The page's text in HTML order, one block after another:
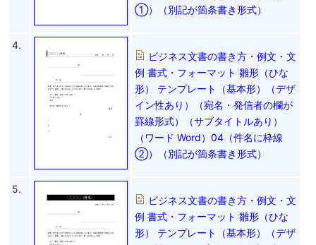
①）（別記が箇条書き形式）
4.
ビジネス文書の書き方・例文・文
例 書式・フォーマット 雛形（ひな
形） テンプレート（基本形）（デザ
イン性あり）（宛名・発信者の欄が
罫線形式）（サブタイトルあり）
（ワード Word）04（件名に枠線
②）（別記が箇条書き形式）
5.
ビジネス文書の書き方・例文・文
例 書式・フォーマット 雛形（ひな
形） テンプレート（基本形）（デザ